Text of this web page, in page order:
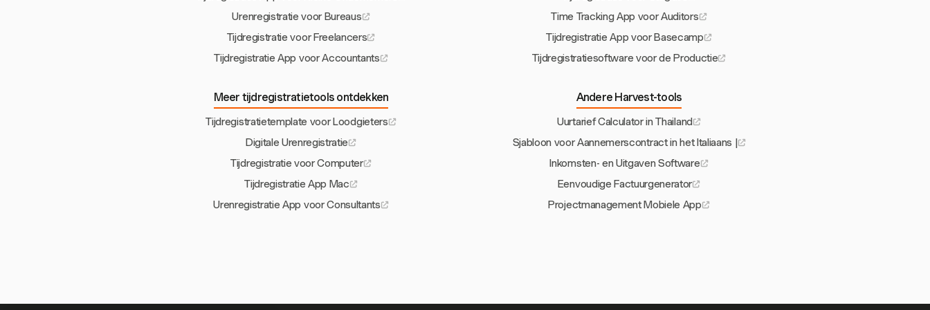
Urenregistratie voor Bureaus
Tijdregistratie voor Freelancers
Tijdregistratie App voor Accountants
Time Tracking App voor Auditors
Tijdregistratie App voor Basecamp
Tijdregistratiesoftware voor de Productie
Meer tijdregistratietools ontdekken
Tijdregistratietemplate voor Loodgieters
Digitale Urenregistratie
Tijdregistratie voor Computer
Tijdregistratie App Mac
Urenregistratie App voor Consultants
Andere Harvest-tools
Uurtarief Calculator in Thailand
Sjabloon voor Aannemerscontract in het Italiaans |
Inkomsten- en Uitgaven Software
Eenvoudige Factuurgenerator
Projectmanagement Mobiele App